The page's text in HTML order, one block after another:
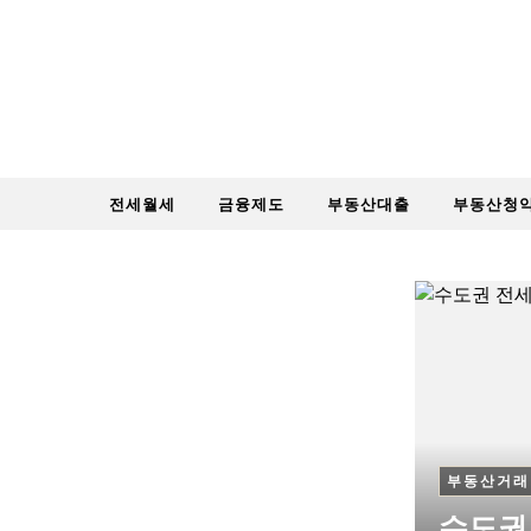
전세월세 금융제도 부동산대출 부동산청
부동산거래